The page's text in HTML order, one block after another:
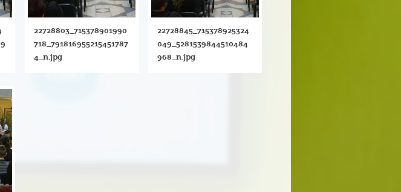
22728803_715378901990
718_791816955215451787
4_n.jpg
22728845_715378925324
049_5281539844510484
968_n.jpg